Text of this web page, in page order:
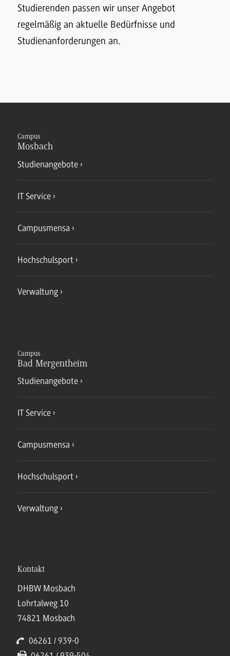
Studierenden passen wir unser Angebot
regelmäßig an aktuelle Bedürfnisse und
Studienanforderungen an.
Campus
Mosbach
Studienangebote
IT Service
Campusmensa
Hochschulsport
Verwaltung
Campus
Bad Mergentheim
Studienangebote
IT Service
Campusmensa
Hochschulsport
Verwaltung
Kontakt
DHBW Mosbach
Lohrtalweg 10
74821 Mosbach
06261 / 939-0